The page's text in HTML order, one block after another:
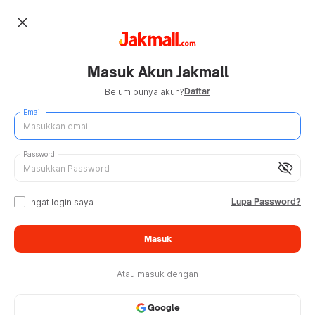
close
Masuk Akun Jakmall
Belum punya akun?Daftar
Email
visibility_off
Password
Ingat login saya Lupa Password?
Masuk
Atau masuk dengan
Google